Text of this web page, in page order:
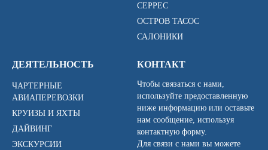
СЕРРЕС
ОСТРОВ ТАСОС
САЛОНИКИ
ДЕЯТЕЛЬНОСТЬ
ЧАРТЕРНЫЕ
АВИАПЕРЕВОЗКИ
КРУИЗЫ И ЯХТЫ
ДАЙВИНГ
ЭКСКУРСИИ
КОНТАКТ
Чтобы связаться с нами,
используйте предоставленную
ниже информацию или оставьте
нам сообщение, используя
контактную форму.
Для связи с нами вы можете